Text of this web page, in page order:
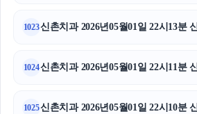
1023신촌치과 2026년05월01일 22시13분
1024신촌치과 2026년05월01일 22시11분
1025신촌치과 2026년05월01일 22시10분